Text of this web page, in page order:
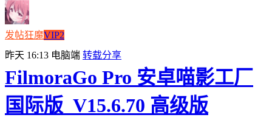
发帖狂魔VIP2
昨天 16:13 电脑端 转载分享
FilmoraGo Pro 安卓喵影工厂
国际版_V15.6.70 高级版